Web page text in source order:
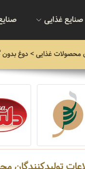
صنایع غذایی
محصولات غذایی> دوغ بدون